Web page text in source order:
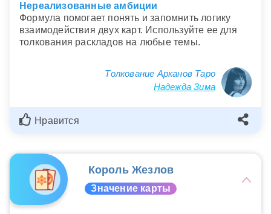
Нереализованные амбиции
Формула помогает понять и запомнить логику
взаимодействия двух карт. Используйте ее для
толкования раскладов на любые темы.
Толкование Арканов Таро
Надежда Зима
Нравится
Король Жезлов
Значение карты